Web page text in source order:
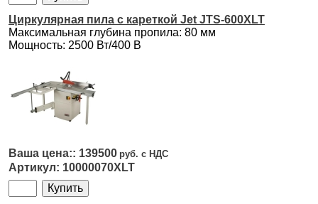
Циркулярная пила с кареткой Jet JTS-600XLT
Максимальная глубина пропила: 80 мм
Мощность: 2500 Вт/400 В
139500
10000070XLT